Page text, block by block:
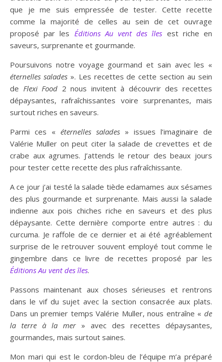
que je me suis empressée de tester. Cette recette
comme la majorité de celles au sein de cet ouvrage
proposé par les Éditions Au vent des îles est riche en
saveurs, surprenante et gourmande.
Poursuivons notre voyage gourmand et sain avec les «
éternelles salades». Les recettes de cette section au sein
de Flexi Food 2 nous invitent à découvrir des recettes
dépaysantes, rafraîchissantes voire surprenantes, mais
surtout riches en saveurs.
Parmi ces « éternelles salades » issues l’imaginaire de
Valérie Muller on peut citer la salade de crevettes et de
crabe aux agrumes. J’attends le retour des beaux jours
pour tester cette recette des plus rafraîchissante.
A ce jour j’ai testé la salade tiède edamames aux sésames
des plus gourmande et surprenante. Mais aussi la salade
indienne aux pois chiches riche en saveurs et des plus
dépaysante. Cette dernière comporte entre autres : du
curcuma. Je raffole de ce dernier et ai été agréablement
surprise de le retrouver souvent employé tout comme le
gingembre dans ce livre de recettes proposé par les
Éditions Au vent des îles.
Passons maintenant aux choses sérieuses et rentrons
dans le vif du sujet avec la section consacrée aux plats.
Dans un premier temps Valérie Muller, nous entraîne « de
la terre à la mer» avec des recettes dépaysantes,
gourmandes, mais surtout saines.
Mon mari qui est le cordon-bleu de l’équipe m’a préparé